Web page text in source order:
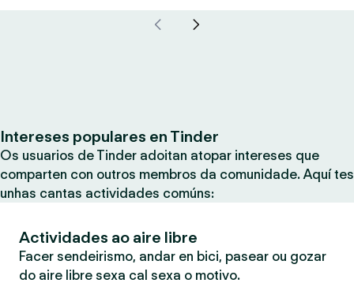
Intereses populares en Tinder
Os usuarios de Tinder adoitan atopar intereses que
comparten con outros membros da comunidade. Aquí tes
unhas cantas actividades comúns:
Actividades ao aire libre
Facer sendeirismo, andar en bici, pasear ou gozar
do aire libre sexa cal sexa o motivo.